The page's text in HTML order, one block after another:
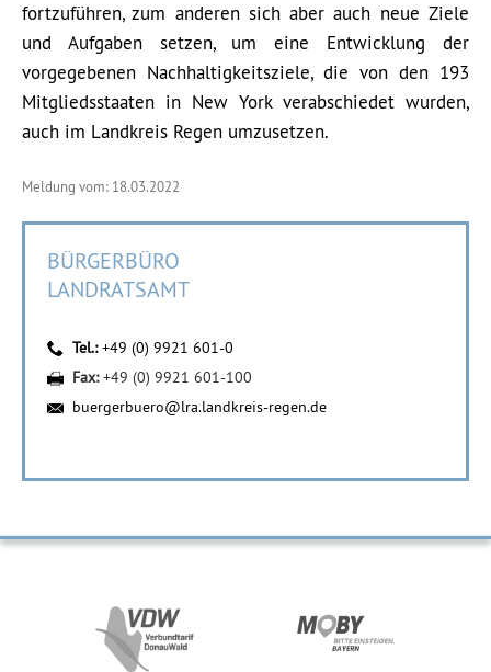
fortzuführen, zum anderen sich aber auch neue Ziele
und Aufgaben setzen, um eine Entwicklung der
vorgegebenen Nachhaltigkeitsziele, die von den 193
Mitgliedsstaaten in New York verabschiedet wurden,
auch im Landkreis Regen umzusetzen.
Meldung vom: 18.03.2022
BÜRGERBÜRO
LANDRATSAMT
Tel.:+49 (0) 9921 601-0
Fax:+49 (0) 9921 601-100
buergerbuero@lra.landkreis-regen.de